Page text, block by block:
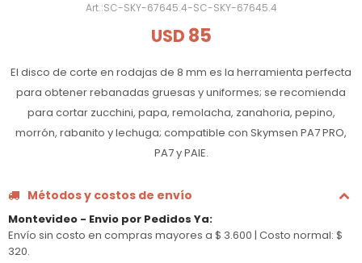
SC-SKY-67645.4-SC-SKY-67645.4
USD 85
El disco de corte en rodajas de 8 mm es la herramienta perfecta
para obtener rebanadas gruesas y uniformes; se recomienda
para cortar zucchini, papa, remolacha, zanahoria, pepino,
morrón, rabanito y lechuga; compatible con Skymsen PA7 PRO,
PA7 y PAIE.
Métodos y costos de envío
Montevideo - Envio por Pedidos Ya:
Envío sin costo en compras mayores a $ 3.600 | Costo normal: $
320.